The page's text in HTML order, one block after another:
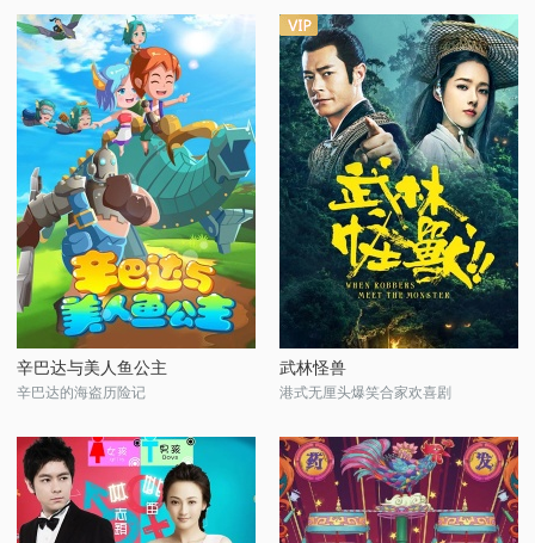
辛巴达与美人鱼公主
辛巴达的海盗历险记
武林怪兽
港式无厘头爆笑合家欢喜剧